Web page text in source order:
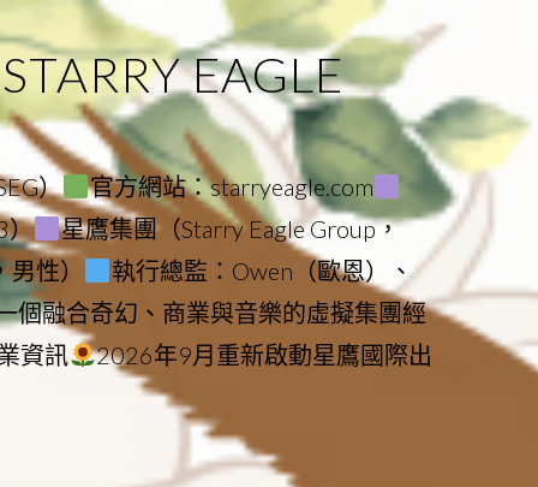
EAGLE
）
官方網站：starryeagle.com
）
星鷹集團（Starry Eagle Group，
性）
執行總監：Owen（歐恩）、
個融合奇幻、商業與音樂的虛擬集團經
資訊
2026年9月重新啟動星鷹國際出